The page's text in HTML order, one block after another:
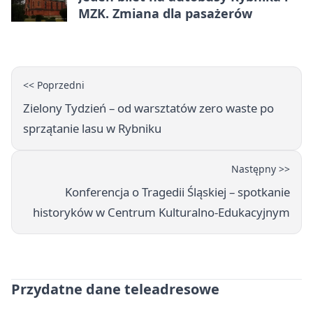
MZK. Zmiana dla pasażerów
<< Poprzedni
Zielony Tydzień – od warsztatów zero waste po
sprzątanie lasu w Rybniku
Następny >>
Konferencja o Tragedii Śląskiej – spotkanie
historyków w Centrum Kulturalno-Edukacyjnym
Przydatne dane teleadresowe